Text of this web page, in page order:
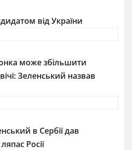
від України
може збільшити
Зеленський назвав
в Сербії дав
Росії